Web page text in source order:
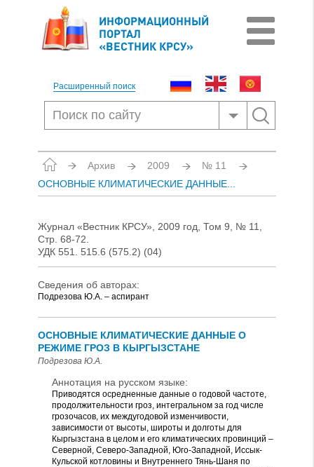
ИНФОРМАЦИОННЫЙ
ПОРТАЛ
«ВЕСТНИК КРСУ»
Расширенный поиск
Архив 2009
№ 11
ОСНОВНЫЕ КЛИМАТИЧЕСКИЕ ДАННЫЕ...
Журнал «Вестник КРСУ», 2009 год, Том 9, № 11,
Стр. 68-72.
УДК 551. 515.6 (575.2) (04)
Сведения об авторах:
Подрезова Ю.А. – аспирант
ОСНОВНЫЕ КЛИМАТИЧЕСКИЕ ДАННЫЕ О
РЕЖИМЕ ГРОЗ В КЫРГЫЗСТАНЕ
Подрезова Ю.А.
Аннотация на русском языке:
Приводятся осредненные данные о годовой частоте,
продолжительности гроз, интегральном за год числе
грозочасов, их междугодовой изменчивости,
зависимости от высоты, широты и долготы для
Кыргызстана в целом и его климатических провинций –
Северной, Северо-Западной, Юго-Западной, Иссык-
Кульской котловины и Внутреннего Тянь-Шаня по